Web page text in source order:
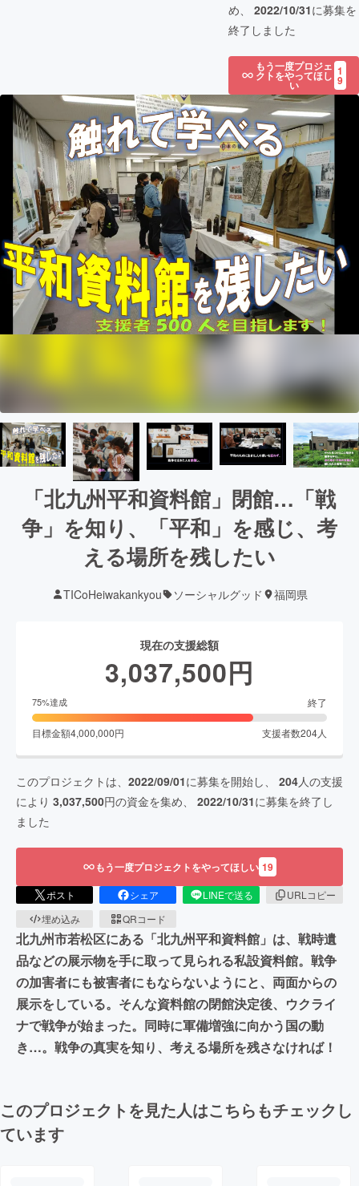
め、 2022/10/31に募集を
終了しました
もう一度プロジェ
クトをやってほし
い
1
9
「北九州平和資料館」閉館…「戦
争」を知り、「平和」を感じ、考
える場所を残したい
TICoHeiwakankyou ソーシャルグッド 福岡県
現在の支援総額
3,037,500円
75%達成 終了
目標金額4,000,000円 支援者数204人
このプロジェクトは、 2022/09/01に募集を開始し、 204人の支援
により 3,037,500円の資金を集め、 2022/10/31に募集を終了し
ました
もう一度プロジェクトをやってほしい 19
ポスト シェア LINEで送る
URLコピー
埋め込み
QRコード
北九州市若松区にある「北九州平和資料館」は、戦時遺
品などの展示物を手に取って見られる私設資料館。戦争
の加害者にも被害者にもならないようにと、両面からの
展示をしている。そんな資料館の閉館決定後、ウクライ
ナで戦争が始まった。同時に軍備増強に向かう国の動
き…。戦争の真実を知り、考える場所を残さなければ！
このプロジェクトを見た人はこちらもチェックし
ています